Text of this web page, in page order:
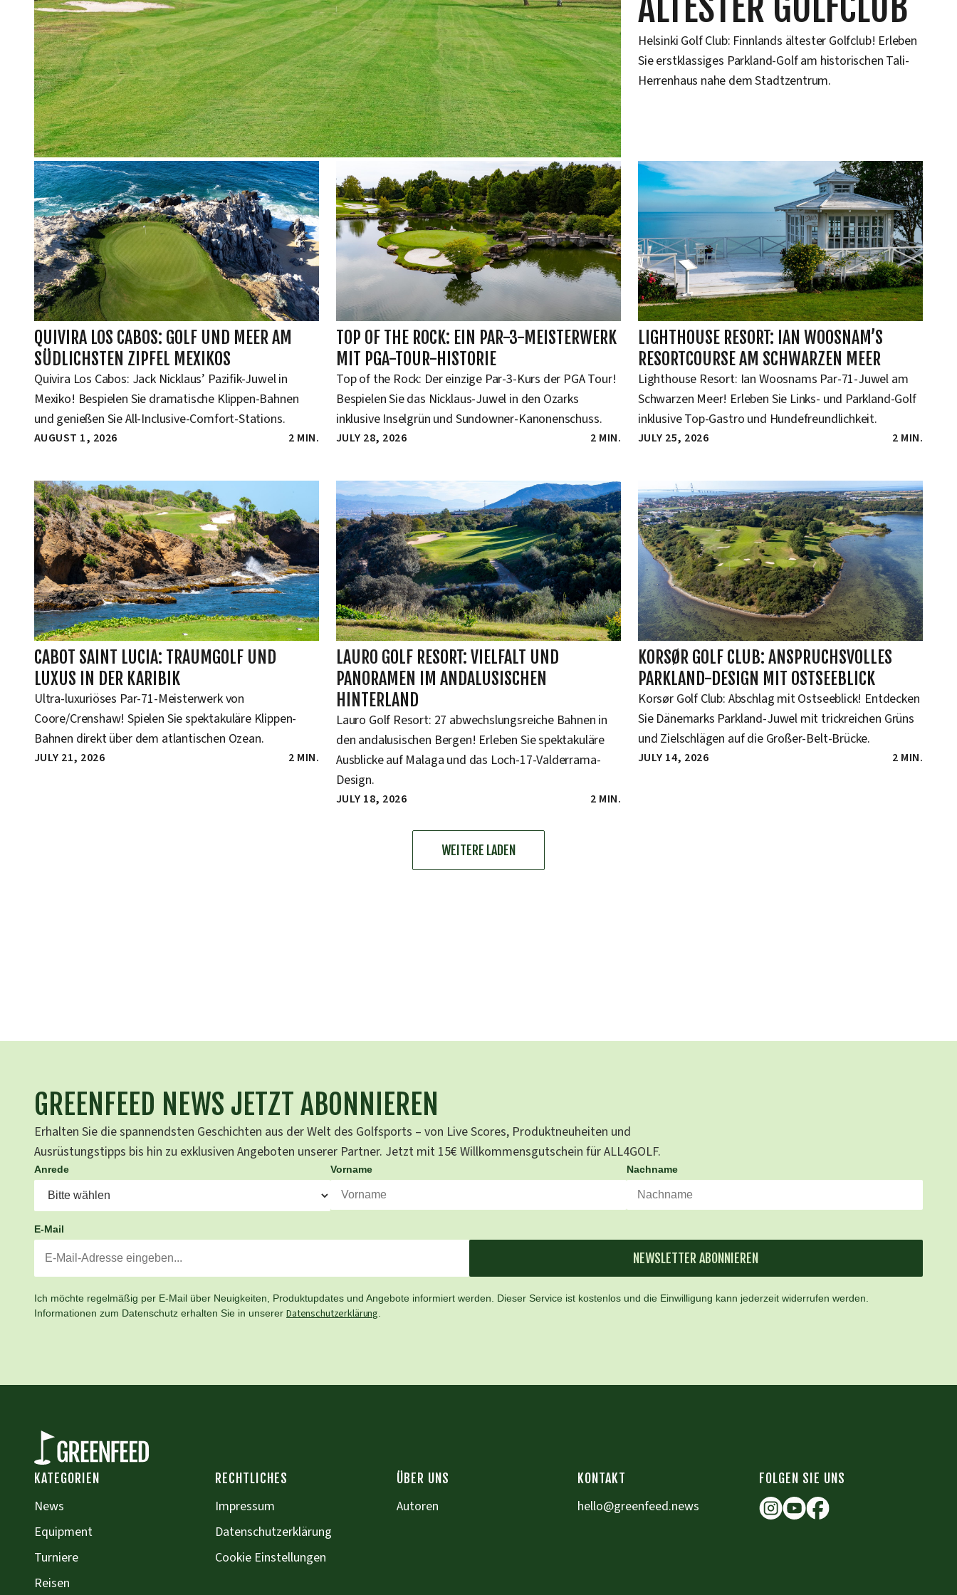
Helsinki Golf Club: Finnlands ältester Golfclub! Erleben
Sie erstklassiges Parkland-Golf am historischen Tali-
Herrenhaus nahe dem Stadtzentrum.
QUIVIRA LOS CABOS: GOLF UND MEER AM
SÜDLICHSTEN ZIPFEL MEXIKOS
Quivira Los Cabos: Jack Nicklaus’ Pazifik-Juwel in
Mexiko! Bespielen Sie dramatische Klippen-Bahnen
und genießen Sie All-Inclusive-Comfort-Stations.
AUGUST 1, 2026 2 MIN.
TOP OF THE ROCK: EIN PAR-3-MEISTERWERK
MIT PGA-TOUR-HISTORIE
Top of the Rock: Der einzige Par-3-Kurs der PGA Tour!
Bespielen Sie das Nicklaus-Juwel in den Ozarks
inklusive Inselgrün und Sundowner-Kanonenschuss.
JULY 28, 2026 2 MIN.
LIGHTHOUSE RESORT: IAN WOOSNAM’S
RESORTCOURSE AM SCHWARZEN MEER
Lighthouse Resort: Ian Woosnams Par-71-Juwel am
Schwarzen Meer! Erleben Sie Links- und Parkland-Golf
inklusive Top-Gastro und Hundefreundlichkeit.
JULY 25, 2026 2 MIN.
CABOT SAINT LUCIA: TRAUMGOLF UND
LUXUS IN DER KARIBIK
Ultra-luxuriöses Par-71-Meisterwerk von
Coore/Crenshaw! Spielen Sie spektakuläre Klippen-
Bahnen direkt über dem atlantischen Ozean.
JULY 21, 2026 2 MIN.
LAURO GOLF RESORT: VIELFALT UND
PANORAMEN IM ANDALUSISCHEN
HINTERLAND
Lauro Golf Resort: 27 abwechslungsreiche Bahnen in
den andalusischen Bergen! Erleben Sie spektakuläre
Ausblicke auf Malaga und das Loch-17-Valderrama-
Design.
JULY 18, 2026 2 MIN.
KORSØR GOLF CLUB: ANSPRUCHSVOLLES
PARKLAND-DESIGN MIT OSTSEEBLICK
Korsør Golf Club: Abschlag mit Ostseeblick! Entdecken
Sie Dänemarks Parkland-Juwel mit trickreichen Grüns
und Zielschlägen auf die Großer-Belt-Brücke.
JULY 14, 2026 2 MIN.
WEITERE LADEN
GREENFEED NEWS JETZT ABONNIEREN
Erhalten Sie die spannendsten Geschichten aus der Welt des Golfsports – von Live Scores, Produktneuheiten und
Ausrüstungstipps bis hin zu exklusiven Angeboten unserer Partner. Jetzt mit 15€ Willkommensgutschein für ALL4GOLF.
Anrede Vorname Nachname
E-Mail
NEWSLETTER ABONNIEREN
Ich möchte regelmäßig per E-Mail über Neuigkeiten, Produktupdates und Angebote informiert werden. Dieser Service ist kostenlos und die Einwilligung kann jederzeit widerrufen werden.
Informationen zum Datenschutz erhalten Sie in unserer Datenschutzerklärung
KATEGORIEN
News
Equipment
Turniere
Reisen
RECHTLICHES
Impressum
Datenschutzerklärung
Cookie Einstellungen
ÜBER UNS
Autoren
KONTAKT
hello@greenfeed.news
FOLGEN SIE UNS